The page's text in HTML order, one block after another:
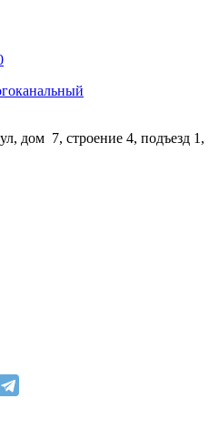
дом 7, строение 4, подъезд 1,